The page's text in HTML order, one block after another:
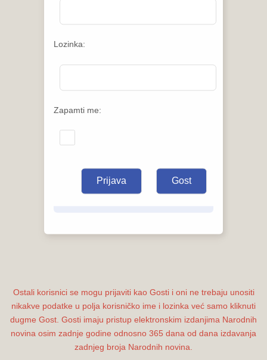
Lozinka:
Zapamti me:
Ostali korisnici se mogu prijaviti kao Gosti i oni ne trebaju unositi
nikakve podatke u polja korisničko ime i lozinka već samo kliknuti
dugme Gost. Gosti imaju pristup elektronskim izdanjima Narodnih
novina osim zadnje godine odnosno 365 dana od dana izdavanja
zadnjeg broja Narodnih novina.